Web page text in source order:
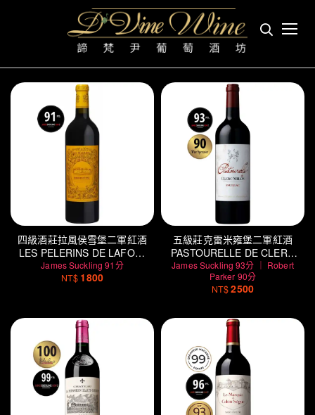
紅葡萄酒
四級酒莊拉風侯雪堡二軍紅酒
LES PELERINS DE LAFON-
ROCHET
James Suckling 91分
NT$ 1800
五級莊克雷米雍堡二軍紅酒
PASTOURELLE DE CLERC
MILON
James Suckling 93分 ｜ Robert
Parker 90分
NT$2500